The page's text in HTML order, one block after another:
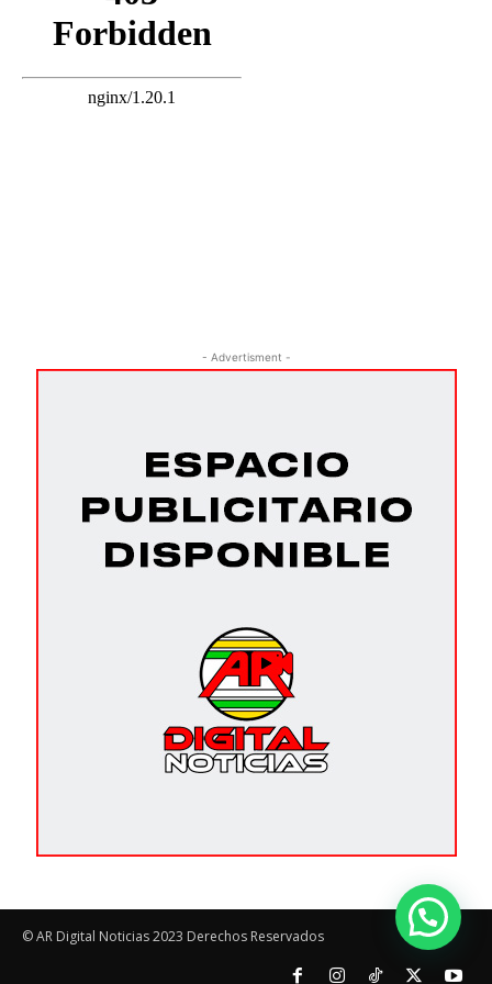
- Advertisment -
© AR Digital Noticias 2023 Derechos Reservados